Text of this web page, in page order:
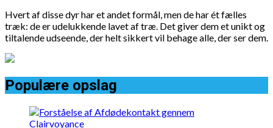
Hvert af disse dyr har et andet formål, men de har ét fælles
træk: de er udelukkende lavet af træ. Det giver dem et unikt og
tiltalende udseende, der helt sikkert vil behage alle, der ser dem.
Populære opslag